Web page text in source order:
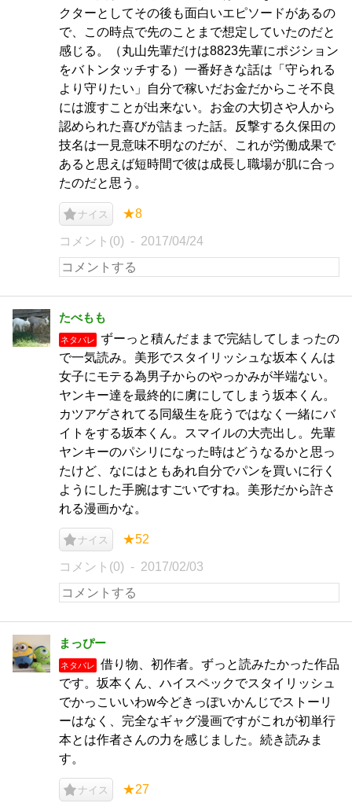
クターとしてその後も面白いエピソードがあるの
で、この時点で先のことまで想定していたのだと
感じる。（丸山先輩だけは8823先輩にポジション
をバトンタッチする）一番好きな話は「守られる
より守りたい」自分で稼いだお金だからこそ不良
には渡すことが出来ない。お金の大切さや人から
認められた喜びが詰まった話。反撃する久保田の
技名は一見意味不明なのだが、これが労働成果で
あると思えば短時間で彼は成長し職場が肌に合っ
たのだと思う。
ナイス ★8
コメント(0) 2017/04/24
たべもも
ネタバレ
ずーっと積んだままで完結してしまったの
で一気読み。美形でスタイリッシュな坂本くんは
女子にモテる為男子からのやっかみが半端ない。
ヤンキー達を最終的に虜にしてしまう坂本くん。
カツアゲされてる同級生を庇うではなく一緒にバ
イトをする坂本くん。スマイルの大売出し。先輩
ヤンキーのパシリになった時はどうなるかと思っ
たけど、なにはともあれ自分でパンを買いに行く
ようにした手腕はすごいですね。美形だから許さ
れる漫画かな。
ナイス ★52
コメント(0) 2017/02/03
まっぴー
ネタバレ
借り物、初作者。ずっと読みたかった作品
です。坂本くん、ハイスペックでスタイリッシュ
でかっこいいわw今どきっぽいかんじでストーリ
ーはなく、完全なギャグ漫画ですがこれが初単行
本とは作者さんの力を感じました。続き読みま
す。
ナイス ★27